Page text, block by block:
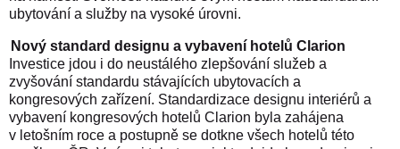
ubytování a služby na vysoké úrovni.
Nový standard designu a vybavení hotelů Clarion
Investice jdou i do neustálého zlepšování služeb a
zvyšování standardu stávajících ubytovacích a
kongresových zařízení. Standardizace designu interiérů a
vybavení kongresových hotelů Clarion byla zahájena
v letošním roce a postupně se dotkne všech hotelů této